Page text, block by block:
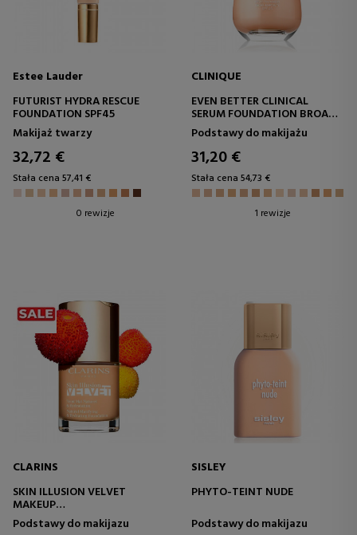
Estee Lauder
FUTURIST HYDRA RESCUE
FOUNDATION SPF45
Makijaż twarzy
32,72 €
Stała cena 57,41 €
0 rewizje
CLINIQUE
EVEN BETTER CLINICAL
SERUM FOUNDATION BROAD
SPECTRUM SPF 25
Podstawy do makijażu
31,20 €
Stała cena 54,73 €
1 rewizje
CLARINS
SKIN ILLUSION VELVET
MAKEUP
SERUM MATUJĄCE
Podstawy do makijazu
SISLEY
PHYTO-TEINT NUDE
Podstawy do makijazu